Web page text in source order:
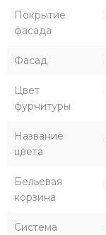
Покрытие
фасада
Фасад
Цвет
фурнитуры
Название
цвета
Бельевая
корзина
Система